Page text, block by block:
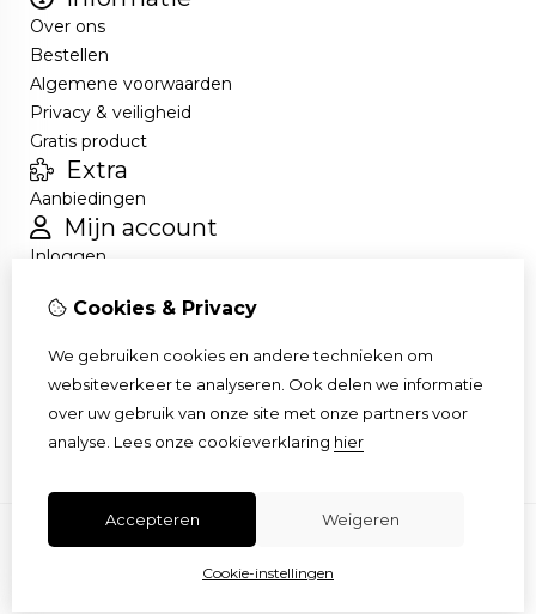
Over ons
Bestellen
Algemene voorwaarden
Privacy & veiligheid
Gratis product
Extra
Aanbiedingen
Mijn account
Inloggen
Nieuwsbrief
Klantenservice
Contact
Cookies & Privacy
We gebruiken cookies en andere technieken om
websiteverkeer te analyseren. Ook delen we informatie
over uw gebruik van onze site met onze partners voor
analyse. Lees onze cookieverklaring hier
Accepteren Weigeren
Cookie-instellingen